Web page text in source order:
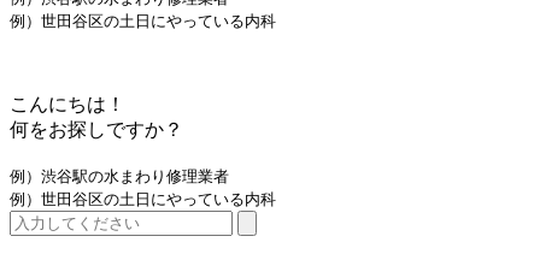
例）世田谷区の土日にやっている内科
こんにちは！
何をお探しですか？
例）渋谷駅の水まわり修理業者
例）世田谷区の土日にやっている内科